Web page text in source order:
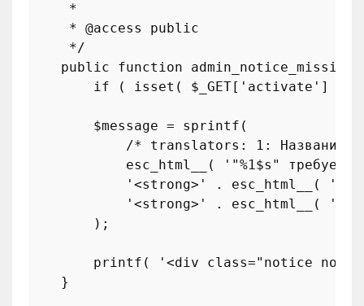
     *
     *
@access
public
     */
public
function
if ( isset ( $_GET[ 'activate' ] )
$message = sprintf (
/* translators: 1: Название
esc_html__
(
'"%1$s" требует
'<strong>'
. esc_html__ (
'<strong>'
. esc_html__ (
        );
printf (
'<div class="notice
    }